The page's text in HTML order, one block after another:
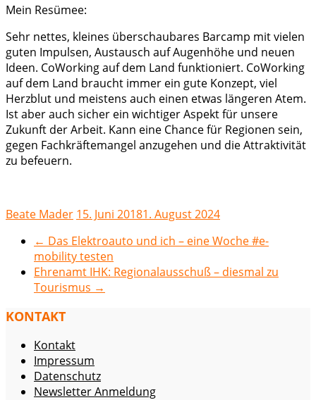
Mein Resümee:
Sehr nettes, kleines überschaubares Barcamp mit vielen
guten Impulsen, Austausch auf Augenhöhe und neuen
Ideen. CoWorking auf dem Land funktioniert. CoWorking
auf dem Land braucht immer ein gute Konzept, viel
Herzblut und meistens auch einen etwas längeren Atem.
Ist aber auch sicher ein wichtiger Aspekt für unsere
Zukunft der Arbeit. Kann eine Chance für Regionen sein,
gegen Fachkräftemangel anzugehen und die Attraktivität
zu befeuern.
Beate Mader 15. Juni 20181. August 2024
← Das Elektroauto und ich – eine Woche #e-
mobility testen
Ehrenamt IHK: Regionalausschuß – diesmal zu
Tourismus →
KONTAKT
Kontakt
Impressum
Datenschutz
Newsletter Anmeldung